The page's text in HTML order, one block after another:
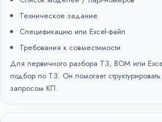
Техническое задание
Спецификацию или Excel-файл
Требования к совместимости
Для первичного разбора ТЗ, BOM или
подбор по ТЗ. Он помогает
запросом КП.